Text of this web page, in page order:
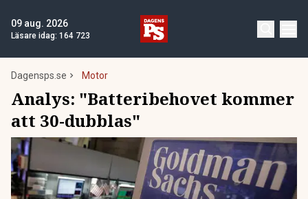
09 aug. 2026
Läsare idag: 164 723
Dagensps.se Motor
Analys: "Batteribehovet kommer
att 30-dubblas"